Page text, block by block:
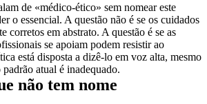
de «médico-ético» sem nomear este
o essencial. A questão não é se os cuidados
corretos em abstrato. A questão é se as
se apoiam podem resistir ao
está disposta a dizê-lo em voz alta, mesmo
atual é inadequado.
não tem nome